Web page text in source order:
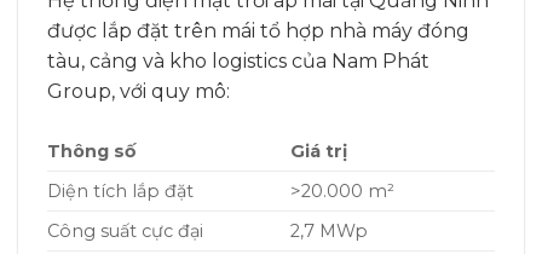
được lắp đặt trên mái tổ hợp nhà máy đóng
tàu, cảng và kho logistics của Nam Phát
Group, với quy mô:
Thông số
Giá trị
Diện tích lắp đặt
>20.000 m²
Công suất cực đại
2,7 MWp